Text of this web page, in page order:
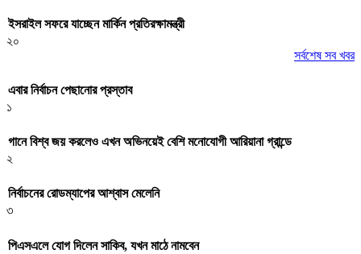
ইসরাইল সফরে যাচ্ছেন মার্কিন প্রতিরক্ষামন্ত্রী
২০
সর্বশেষ সব খবর
এবার নির্বাচন পেছানোর প্রস্তাব
১
গানে বিশ্ব জয় করলেও এখন অভিনয়েই বেশি মনোযোগী আরিয়ানা গ্রান্ডে
২
নির্বাচনের রোডম্যাপের আশ্বাস মেলেনি
৩
পিএসএলে যোগ দিলেন সাকিব, যখন মাঠে নামবেন